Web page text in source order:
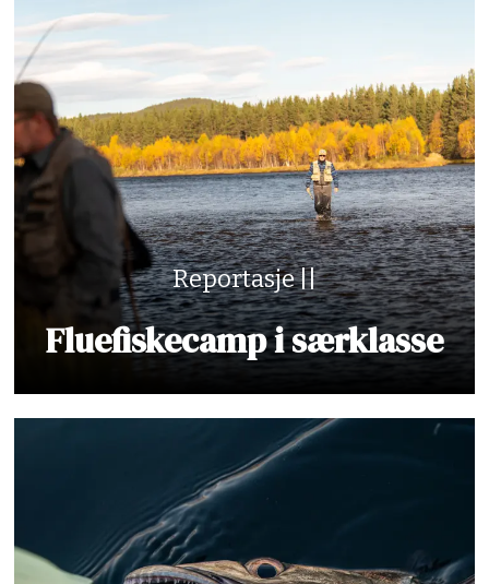
Reportasje ||
Fluefiskecamp i særklasse